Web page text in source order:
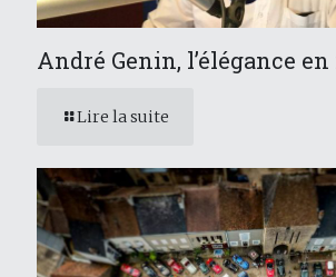
André Genin, l’élégance
Lire la suite